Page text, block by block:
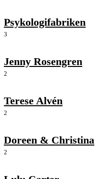
Psykologifabriken
3
Jenny Rosengren
2
Terese Alvén
2
Doreen & Christina
2